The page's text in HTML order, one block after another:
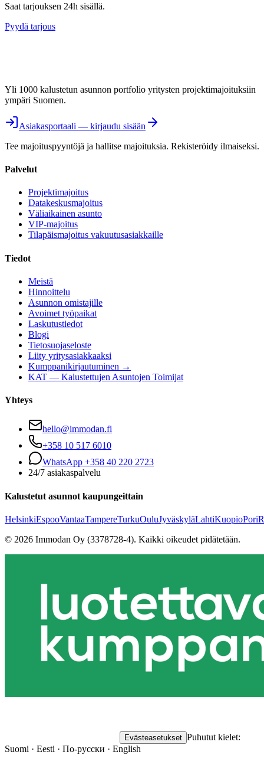
Saat tarjouksen 24h sisällä.
Pyydä tarjous
Yli 1000 kalustetun asunnon portfolio yritysten projektimajoituksiin
ympäri Suomen.
Asiakasportaali — kirjaudu sisään
Tee majoituspyyntöjä ja hallitse majoituksia. Rekisteröidy ilmaiseksi.
Palvelut
Projektimajoitus
Datakeskusmajoitus
Väliaikainen asunto
VIP-majoitus
Tilapäismajoitus vakuutusasiakkaille
Tiedot
Meistä
Hinnoittelu
Asunnon omistajille
Avoimet työpaikat
Laskutustiedot
Blogi
Tietosuojaseloste
Liity yritysasiakkaaksi
Kumppanikirjautuminen →
KAT — Kalustettujen Asuntojen Toimijat
Yhteys
hello@immodan.fi
+358 10 517 6010
WhatsApp +358 40 220 2723
24/7 asiakaspalvelu
Kalustetut asunnot kaupungeittain
HelsinkiEspooVantaaTampereTurkuOuluJyväskyläLahtiKuopioPori
© 2026 Immodan Oy (3378728-4). Kaikki oikeudet pidätetään.
Evästeasetukset Puhutut kielet:
Suomi · Eesti · По-русски · English